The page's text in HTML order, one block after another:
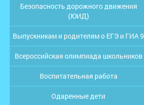
Безопасность дорожного движения
(ЮИД)
Выпускникам и родителям о ЕГЭ и ГИА 9
Всероссийская олимпиада школьников
Воспитательная работа
Одаренные дети